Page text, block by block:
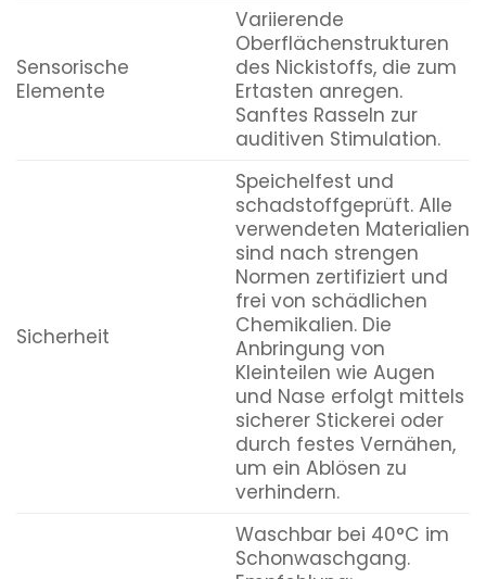
Sensorische
Elemente
Variierende
Oberflächenstrukturen
des Nickistoffs, die zum
Ertasten anregen.
Sanftes Rasseln zur
auditiven Stimulation.
Sicherheit
Speichelfest und
schadstoffgeprüft. Alle
verwendeten Materialien
sind nach strengen
Normen zertifiziert und
frei von schädlichen
Chemikalien. Die
Anbringung von
Kleinteilen wie Augen
und Nase erfolgt mittels
sicherer Stickerei oder
durch festes Vernähen,
um ein Ablösen zu
verhindern.
Waschbar bei 40°C im
Schonwaschgang.